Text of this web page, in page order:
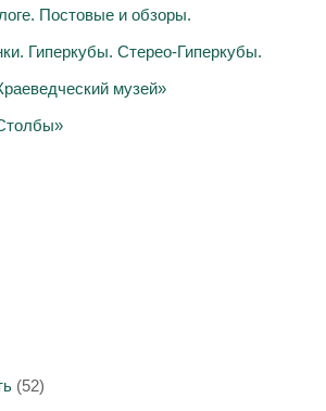
Постовые и обзоры.
Гиперкубы. Стерео-Гиперкубы.
музей»
(52)